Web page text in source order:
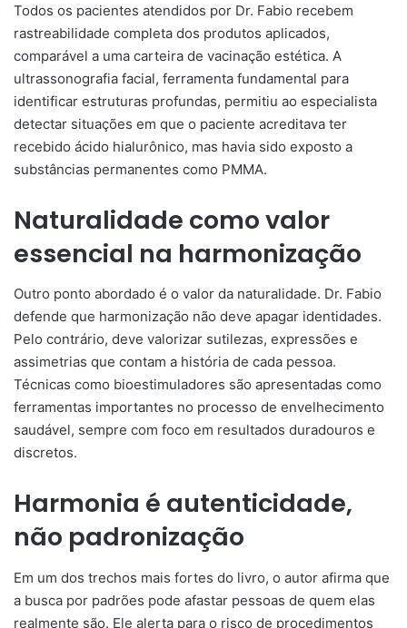
Todos os pacientes atendidos por Dr. Fabio recebem
rastreabilidade completa dos produtos aplicados,
comparável a uma carteira de vacinação estética. A
ultrassonografia facial, ferramenta fundamental para
identificar estruturas profundas, permitiu ao especialista
detectar situações em que o paciente acreditava ter
recebido ácido hialurônico, mas havia sido exposto a
substâncias permanentes como PMMA.
Naturalidade como valor
essencial na harmonização
Outro ponto abordado é o valor da naturalidade. Dr. Fabio
defende que harmonização não deve apagar identidades.
Pelo contrário, deve valorizar sutilezas, expressões e
assimetrias que contam a história de cada pessoa.
Técnicas como bioestimuladores são apresentadas como
ferramentas importantes no processo de envelhecimento
saudável, sempre com foco em resultados duradouros e
discretos.
Harmonia é autenticidade,
não padronização
Em um dos trechos mais fortes do livro, o autor afirma que
a busca por padrões pode afastar pessoas de quem elas
realmente são. Ele alerta para o risco de procedimentos